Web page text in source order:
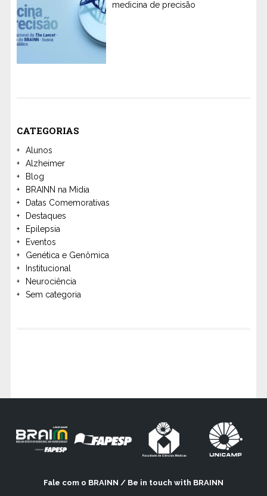
medicina de precisão
CATEGORIAS
Alunos
Alzheimer
Blog
BRAINN na Mídia
Datas Comemorativas
Destaques
Epilepsia
Eventos
Genética e Genômica
Institucional
Neurociência
Sem categoria
Fale com o BRAINN / Be in touch with BRAINN